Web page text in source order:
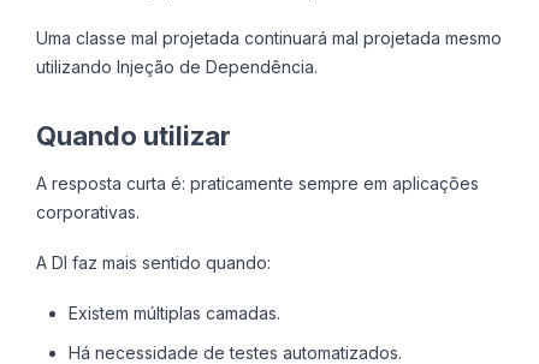
Uma classe mal projetada continuará mal projetada mesmo
utilizando Injeção de Dependência.
Quando utilizar
A resposta curta é: praticamente sempre em aplicações
corporativas.
A DI faz mais sentido quando:
Existem múltiplas camadas.
Há necessidade de testes automatizados.